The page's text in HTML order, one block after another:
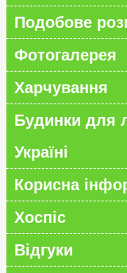
Подобове
Фотогалерея
Харчування
Будинки для
Україні
Корисна
Хоспіс
Відгуки